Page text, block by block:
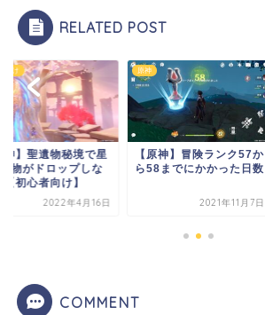
RELATED POST
向け
神】聖遺物秘境で星
物がドロップしな
【初心者向け】
2022年4月16日
原神
【原神】冒険ランク57か
ら58までにかかった日数
2021年11月7日
COMMENT